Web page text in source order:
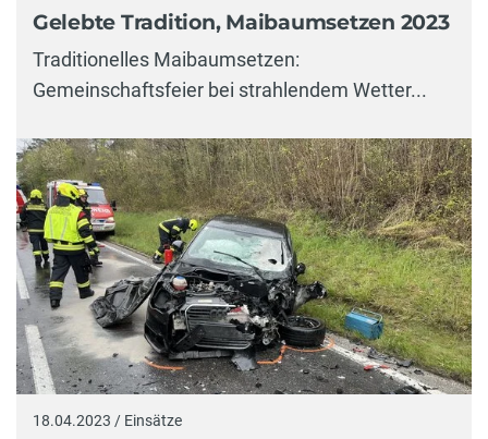
Gelebte Tradition, Maibaumsetzen 2023
Traditionelles Maibaumsetzen:
Gemeinschaftsfeier bei strahlendem Wetter...
18.04.2023 / Einsätze